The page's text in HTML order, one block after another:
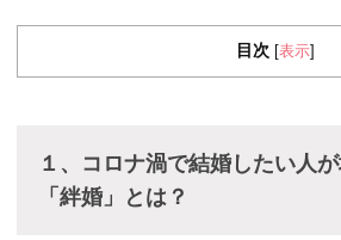
目次 表示
１、コロナ渦で結婚したい人
「絆婚」とは？